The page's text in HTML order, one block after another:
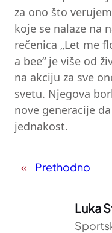
za ono što
koje se nalaze na
rečenica „Let me
a bee“ je više od
na akciju za sve
svetu. Njegova
nove generacije
jednakost.
« Prethodno
Luka